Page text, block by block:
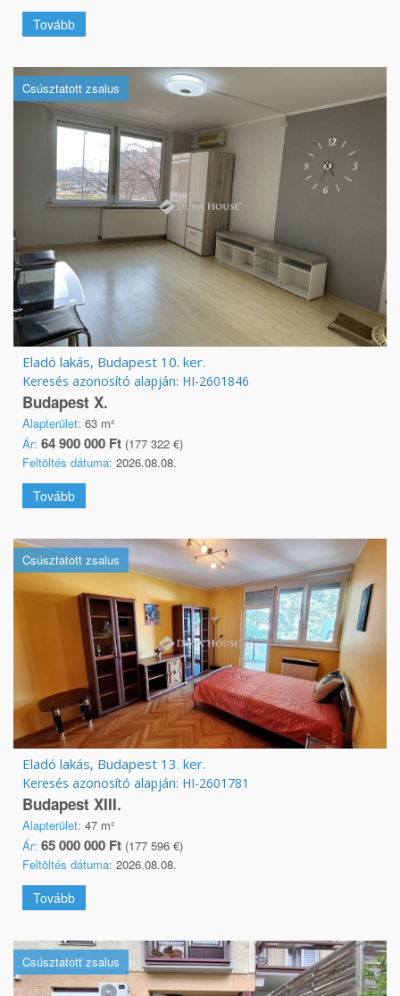
Tovább
Csúsztatott zsalus
Eladó lakás, Budapest 10. ker.
Keresés azonosító alapján: HI-2601846
Budapest X.
Alapterület: 63 m²
Ár: 64 900 000 Ft (177 322 €)
Feltöltés dátuma: 2026.08.08.
Tovább
Csúsztatott zsalus
Eladó lakás, Budapest 13. ker.
Keresés azonosító alapján: HI-2601781
Budapest XIII.
Alapterület: 47 m²
Ár: 65 000 000 Ft (177 596 €)
Feltöltés dátuma: 2026.08.08.
Tovább
Csúsztatott zsalus